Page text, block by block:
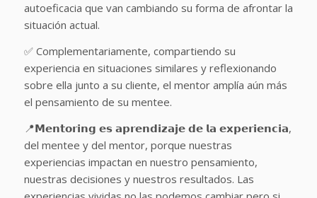
autoeficacia que van cambiando su forma de afrontar la
situación actual.
✅ Complementariamente, compartiendo su
experiencia en situaciones similares y reflexionando
sobre ella junto a su cliente, el mentor amplía aún más
el pensamiento de su mentee.
📍𝗠𝗲𝗻𝘁𝗼𝗿𝗶𝗻𝗴 𝗲𝘀 𝗮𝗽𝗿𝗲𝗻𝗱𝗶𝘇𝗮𝗷𝗲 𝗱𝗲 𝗹𝗮 𝗲𝘅𝗽𝗲𝗿𝗶𝗲𝗻𝗰𝗶𝗮,
del mentee y del mentor, porque nuestras
experiencias impactan en nuestro pensamiento,
nuestras decisiones y nuestros resultados. Las